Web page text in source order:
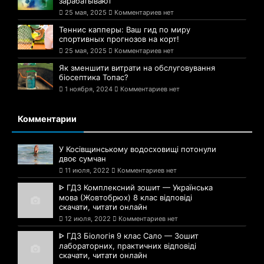
25 мая, 2025 Комментариев нет
Теннис капперы: Ваш гид по миру
спортивных прогнозов на корт!
25 мая, 2025 Комментариев нет
Як зменшити витрати на обслуговування
біосептика Топас?
1 ноября, 2024 Комментариев нет
Комментарии
У Косівщинському водосховищі потонули
двоє сумчан
11 июля, 2022 Комментариев нет
ᐈ ГДЗ Комплексний зошит — Українська
мова (Жовтобрюх) 8 клас відповіді
скачати, читати онлайн
12 июля, 2022 Комментариев нет
ᐈ ГДЗ Біологія 9 клас Сало — Зошит
лабораторних, практичних відповіді
скачати, читати онлайн